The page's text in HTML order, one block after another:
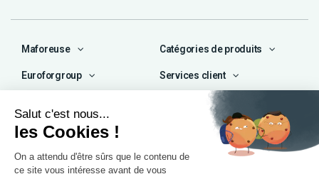
Maforeuse Catégories de produits
Euroforgroup Services client
contact@maforeuse.com
Siège social et atelier
Chassieu (69)